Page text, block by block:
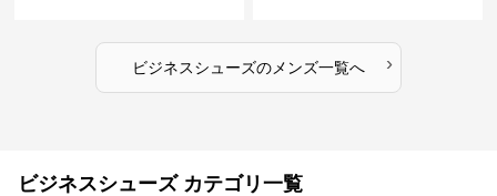
ビジネスシューズのメンズ一覧へ ›
ビジネスシューズ カテゴリ一覧